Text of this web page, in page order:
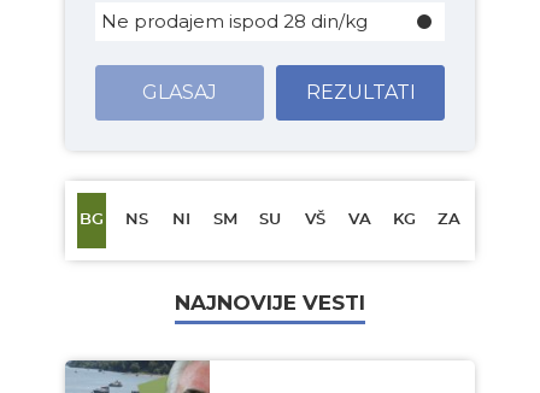
Ne prodajem ispod 28 din/kg
GLASAJ REZULTATI
BG NS NI SM SU VŠ VA KG ZA
NAJNOVIJE VESTI